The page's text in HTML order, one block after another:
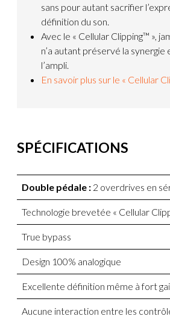
sans pour autant sacrifier
définition du son.
Avec le « Cellular Clipping™ »,
n’a autant préservé la
l’ampli.
En savoir plus sur le « Cellular
SPÉCIFICATIONS
Double pédale : 2 overdrives en
Technologie brevetée « Cellular
True bypass
Design 100% analogique
Excellente définition même à fort
Aucune interaction entre les